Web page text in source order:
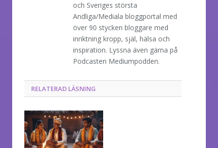
och Sveriges största
Andliga/Mediala bloggportal med
över 90 stycken bloggare med
inriktning kropp, själ, hälsa och
inspiration. Lyssna även gärna på
Podcasten Mediumpodden.
RELATERAD LÄSNING